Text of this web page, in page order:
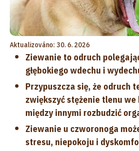
Aktualizováno: 30. 6. 2026
Ziewanie to odruch
głębokiego wdechu i
Przypuszcza się, że odruch
zwiększyć stężenie tlenu
między innymi rozbudzić
Ziewanie u czworonoga
stresu, niepokoju i